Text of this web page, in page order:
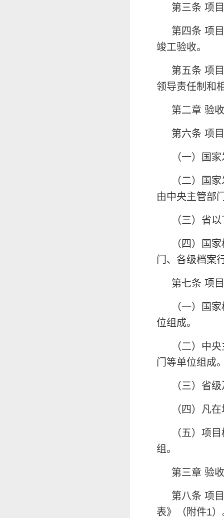
第三条 项
第四条 项
竣工验收。
第五条 项
领导责任制和
第二章 验
第六条 项
（一）国
（二）国
由中央主管部
（三）省
（四）国
门、各级档案
第七条 项
（一）国
位组成。
（二）中
门等单位组成
（三）省
（四）凡
（五）项
组。
第三章 验
第八条 项
表》（附件1